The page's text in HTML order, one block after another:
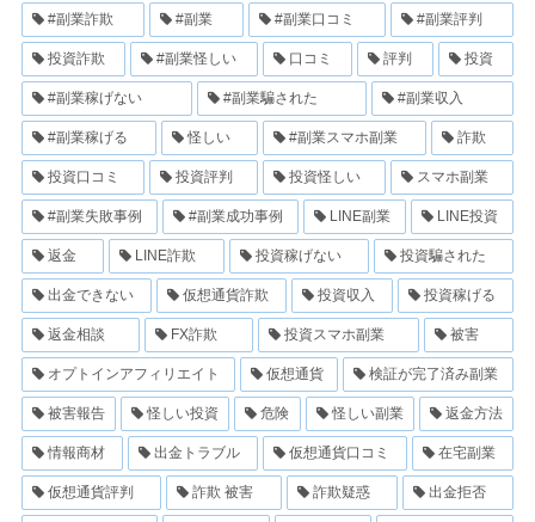
#副業詐欺 #副業 #副業口コミ #副業評判
投資詐欺 #副業怪しい 口コミ 評判 投資
#副業稼げない #副業騙された #副業収入
#副業稼げる 怪しい #副業スマホ副業 詐欺
投資口コミ 投資評判 投資怪しい スマホ副業
#副業失敗事例 #副業成功事例 LINE副業 LINE投資
返金 LINE詐欺 投資稼げない 投資騙された
出金できない 仮想通貨詐欺 投資収入 投資稼げる
返金相談 FX詐欺 投資スマホ副業 被害
オプトインアフィリエイト 仮想通貨 検証が完了済み副業
被害報告 怪しい投資 危険 怪しい副業 返金方法
情報商材 出金トラブル 仮想通貨口コミ 在宅副業
仮想通貨評判 詐欺 被害 詐欺疑惑 出金拒否